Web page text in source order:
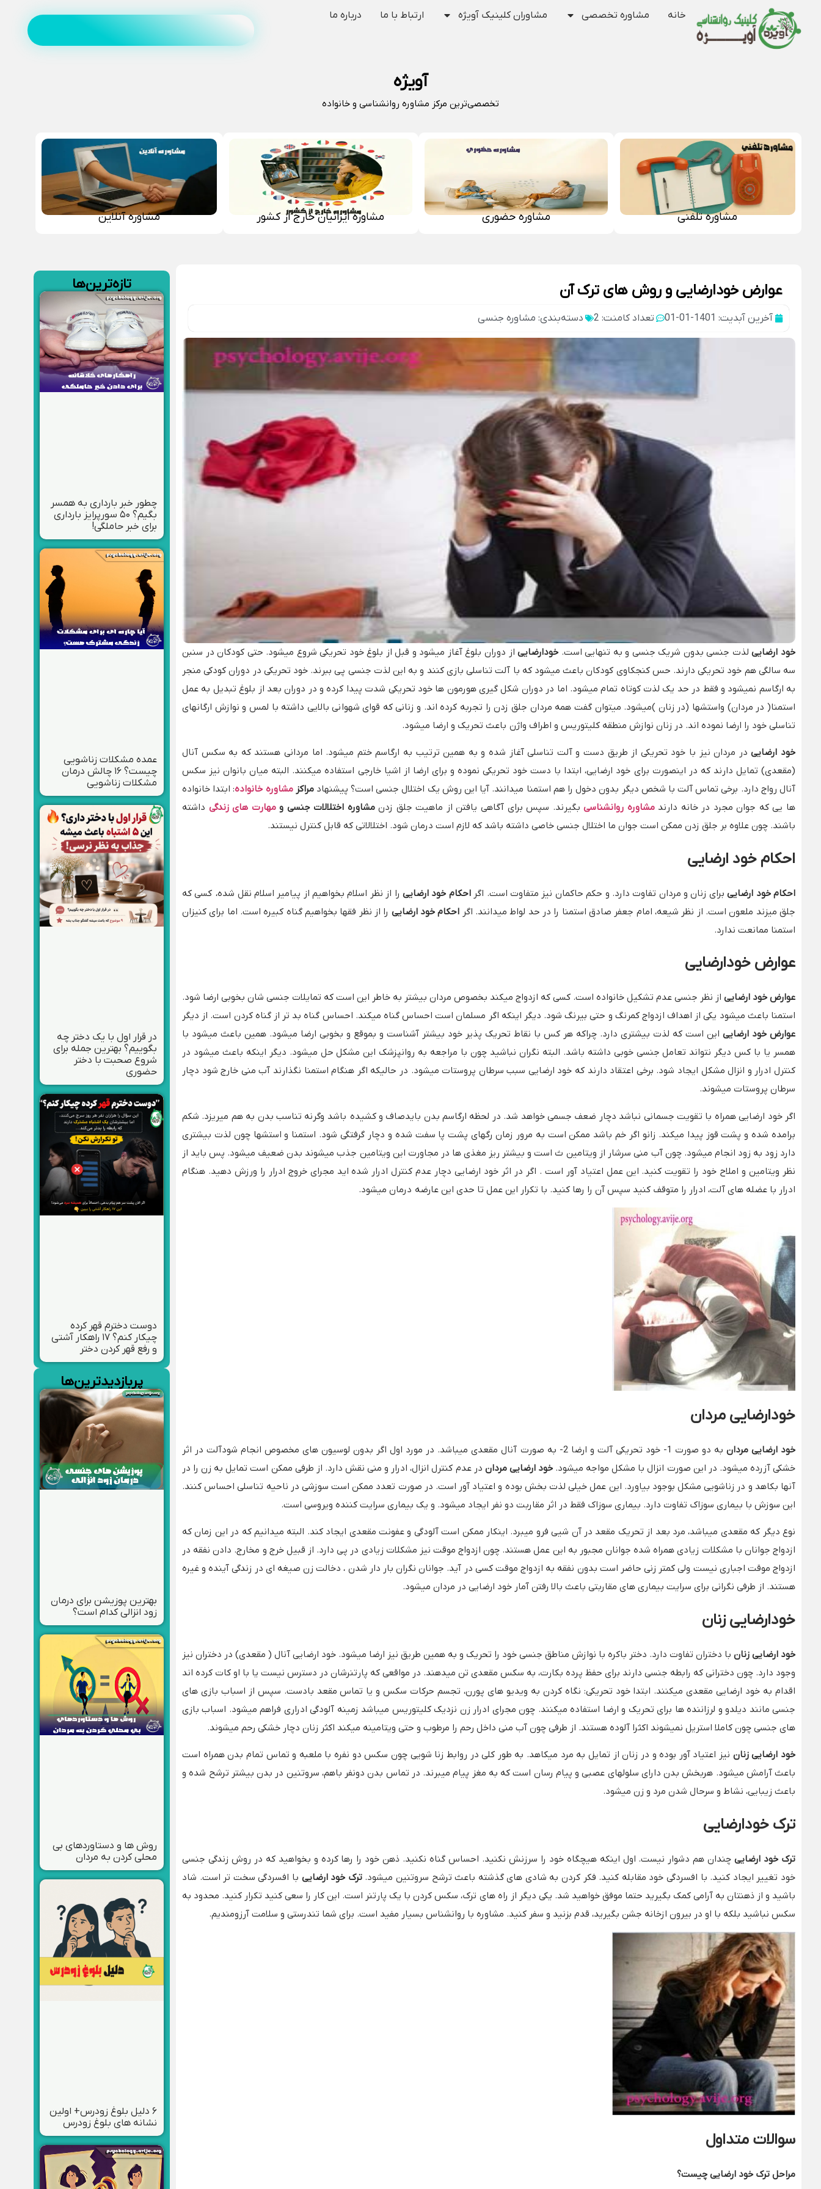
خانه مشاوره تخصصی مشاوران کلینیک آویژه ارتباط با ما درباره ما
آویژه
تخصصی‌ترین مرکز مشاوره روانشناسی و خانواده
مشاوره تلفنی مشاوره حضوری مشاوره ایرانیان خارج از کشور مشاوره آنلاین
عوارض خودارضایی و روش های ترک آن
آخرین آبدیت: 1401-01-01 تعداد کامنت: 2 دسته‌بندی: مشاوره جنسی
خود ارضاییلذت جنسی بدون شریک جنسی و به تنهایی است. خودارضاییاز دوران بلوغ آغاز میشود و قبل از بلوغ خود تحریکی شروع میشود. حتی کودکان در سنبن
سه سالگی هم خود تحریکی دارند. حس کنجکاوی کودکان باعث میشود که با آلت تناسلی بازی کنند و به این لذت جنسی پی ببرند. خود تحریکی در دوران کودکی منجر
به ارگاسم نمیشود و فقط در حد یک لذت کوتاه تمام میشود. اما در دوران شکل گیری هورمون ها خود تحریکی شدت پیدا کرده و در دوران بعد از بلوغ تبدیل به عمل
استمنا( در مردان) واستشها (در زنان )میشود. میتوان گفت همه مردان جلق زدن را تجربه کرده اند. و زنانی که قوای شهوانی بالایی داشته با لمس و نوازش ارگانهای
تناسلی خود را ارضا نموده اند. در زنان نوازش منطقه کلیتوریس و اطراف واژن باعث تحریک و ارضا میشود.
خود ارضاییدر مردان نیز با خود تحریکی از طریق دست و آلت تناسلی آغاز شده و به همین ترتیب به ارگاسم ختم میشود. اما مردانی هستند که به سکس آنال
(مقعدی) تمایل دارند که در اینصورت برای خود ارضایی، ابتدا با دست خود تحریکی نموده و برای ارضا از اشیا خارجی استفاده میکنند. البته میان بانوان نیز سکس
آنال رواج دارد. برخی تماس آلت با شخص دیگر بدون دخول را هم استمنا میدانند. آیا این روش یک اختلال جنسی است؟ پیشنهادمراکزمشاوره خانواده: ابتدا خانواده
ها یی که جوان مجرد در خانه دارندمشاوره روانشناسیبگیرند. سپس برای آگاهی یافتن از ماهیت جلق زدنمشاوره اختلالات جنسی ومهارت های زندگی داشته
باشند. چون علاوه بر جلق زدن ممکن است جوان ما اختلال جنسی خاصی داشته باشد که لازم است درمان شود. اختلالاتی که قابل کنترل نیستند.
احکام خود ارضایی
احکام خود ارضاییبرای زنان و مردان تفاوت دارد. و حکم حاکمان نیز متفاوت است. اگراحکام خود ارضاییرا از نظر اسلام بخواهیم از پیامیر اسلام نقل شده، کسی که
جلق میزند ملعون است. از نظر شیعه، امام جعفر صادق استمنا را در حد لواط میدانند. اگر احکام خود ارضایی را از نظر فقها بخواهیم گناه کبیره است. اما برای کنیزان
استمنا ممانعت ندارد.
عوارض خودارضایی
عوارض خود ارضایی از نظر جنسی عدم تشکیل خانواده است. کسی که ازدواج میکند بخصوص مردان بیشتر به خاطر این است که تمایلات جنسی شان بخوبی ارضا شود.
استمنا باعث میشود یکی از اهداف ازدواج کمرنگ و حتی بیرنگ شود. دیگر اینکه اگر مسلمان است احساس گناه میکند. احساس گناه بد تر از گناه کردن است. از دیگر
عوارض خود ارضایی این است که لذت بیشتری دارد. چراکه هر کس با نقاط تحریک پذیر خود بیشتر آشناست و بموقع و بخوبی ارضا میشود. همین باعث میشود با
همسر یا با کس دیگر نتواند تعامل جنسی خوبی داشته باشد. البته نگران نباشید چون با مراجعه به روانپزشک این مشکل حل میشود. دیگر اینکه باعث میشود در
کنترل ادرار و انزال مشکل ایجاد شود. برخی اعتقاد دارند که خود ارضایی سبب سرطان پروستات میشود. در حالیکه اگر هنگام استمنا نگذارند آب منی خارج شود دچار
سرطان پروستات میشوند.
اگر خود ارضایی همراه با تقویت جسمانی نباشد دچار ضعف جسمی خواهد شد. در لحظه ارگاسم بدن بایدصاف و کشیده باشد وگرنه تناسب بدن به هم میریزد. شکم
برامده شده و پشت قوز پیدا میکند. زانو اگر خم باشد ممکن است به مرور زمان رگهای پشت پا سفت شده و دچار گرفتگی شود. استمنا و استشها چون لذت بیشتری
دارد زود به زود انجام میشود. چون آب منی سرشار از ویتامین ث است و بیشتر ریز مغذی ها در مجاورت این ویتامین جذب میشوند بدن ضعیف میشود. پس باید از
نظر ویتامین و املاح خود را تقویت کنید. این عمل اعتیاد آور است . اگر در اثر خود ارضایی دچار عدم کنترل ادرار شده اید مجرای خروج ادرار را ورزش دهید. هنگام
ادرار با عضله های آلت، ادرار را متوقف کنید سپس آن را رها کنید. با تکرار این عمل تا حدی این عارضه درمان میشود.
خودارضایی مردان
خود ارضایی مردان
به دو صورت 1- خود تحریکی آلت و ارضا 2- به صورت آنال مقعدی میباشد. در مورد اول اگر بدون لوسیون های مخصوص انجام شودآلت در اثر
خشکی آزرده میشود. در این صورت انزال با مشکل مواجه میشود.خود ارضایی مردان در عدم کنترل انزال، ادرار و منی نقش دارد. از طرفی ممکن است تمایل به زن را در
آنها بکاهد و در زناشویی مشکل بوجود بیاورد. این عمل خیلی لذت بخش بوده و اعتیاد آور است. در صورت تعدد ممکن است سوزشی در ناحیه تناسلی احساس کنند.
این سوزش با بیماری سوزاک تفاوت دارد. بیماری سوزاک فقط در اثر مقاربت دو نفر ایجاد میشود. و یک بیماری سرایت کننده ویروسی است.
نوع دیگر که مقعدی میباشد، مرد بعد از تحریک مقعد در آن شیی فرو میبرد. اینکار ممکن است آلودگی و عفونت مقعدی ایجاد کند. البته میدانیم که در این زمان که
ازدواج جوانان با مشکلات زیادی همراه شده جوانان مجبور به این عمل هستند. چون ازدواج موقت نیز مشکلات زیادی در پی دارد. از قبیل خرج و مخارج. دادن نفقه در
ازدواج موقت اجباری نیست ولی کمتر زنی حاضر است بدون نفقه به ازدواج موقت کسی در آید. جوانان نگران بار دار شدن ، دخالت زن صیغه ای در زندگی آینده و غیره
هستند. از طرفی نگرانی برای سرایت بیماری های مقاربتی باعث بالا رفتن آمار خود ارضایی در مردان میشود.
خودارضایی زنان
خود ارضایی زنان با دختران تفاوت دارد. دختر باکره با نوازش مناطق جنسی خود را تحریک و به همین طریق نیز ارضا میشود. خود ارضایی آنال ( مقعدی) در دختران نیز
وجود دارد. چون دخترانی که رابطه جنسی دارند برای حفظ پرده بکارت، به سکس مقعدی تن میدهند. در مواقعی که پارتنرشان در دسترس نیست یا با او کات کرده اند
اقدام به خود ارضایی مقعدی میکنند. ابتدا خود تحریکی: نگاه کردن به ویدیو های پورن، تجسم حرکات سکس و یا تماس مقعد بادست. سپس از اسباب بازی های
جنسی مانند دیلدو و لرزاننده ها برای تحریک و ارضا استفاده میکنند. چون مجرای ادرار زن نزدیک کلیتوریس میباشد زمینه آلودگی ادراری فراهم میشود. اسباب بازی
های جنسی چون کاملا استریل نمیشوند اکثرا آلوده هستند. از طرفی چون آب منی داخل رحم را مرطوب و حتی ویتامینه میکند اکثر زنان دچار خشکی رحم میشوند.
خود ارضایی زنان نیز اعتیاد آور بوده و در زنان از تمایل به مرد میکاهد. به طور کلی در روابط زنا شویی چون سکس دو نفره با ملعبه و تماس تمام بدن همراه است
باعث آرامش میشود. هربخش بدن دارای سلولهای عصبی و پیام رسان است که به مغز پیام میبرند. در تماس بدن دونفر باهم، سروتنین در بدن بیشتر ترشح شده و
باعث زیبایی، نشاط و سرحال شدن مرد و زن میشود.
ترک خودارضایی
ترک خود ارضاییچندان هم دشوار نیست. اول اینکه هیچگاه خود را سرزنش نکنید. احساس گناه نکنید. ذهن خود را رها کرده و بخواهید که در روش زندگی جنسی
خود تغییر ایجاد کنید. با افسردگی خود مقابله کنید. فکر کردن به شادی های گذشته باعث ترشح سروتنین میشود.ترک خود ارضایی با افسردگی سخت تر است. شاد
باشید و از ذهنتان به آرامی کمک بگیرید حتما موفق خواهید شد. یکی دیگر از راه های ترک، سکس کردن با یک پارتنر است. این کار را سعی کنید تکرار کنید. محدود به
سکس نباشید بلکه با او در بیرون ازخانه جشن بگیرید، قدم بزنید و سفر کنید. مشاوره با روانشناس بسیار مفید است. برای شما تندرستی و سلامت آرزومندیم.
سوالات متداول
مراحل ترک خود ارضایی چیست؟
تازه‌ترین‌ها
چطور خبر بارداری به همسر
بگیم؟ ۵۰ سورپرایز بارداری
برای خبر حاملگی!
عمده مشکلات زناشویی
چیست؟ ۱۶ چالش درمان
مشکلات زناشویی
در قرار اول با یک دختر چه
بگوییم؟ بهترین جمله برای
شروع صحبت با دختر
حضوری
دوست دخترم قهر کرده
چیکار کنم؟ ۱۷ راهکار آشتی
و رفع قهر کردن دختر
پربازدیدترین‌ها
بهترین پوزیشن برای درمان
زود انزالی کدام است؟
روش ها و دستاوردهای بی
محلی کردن به مردان
۶ دلیل بلوغ زودرس+ اولین
نشانه های بلوغ زودرس